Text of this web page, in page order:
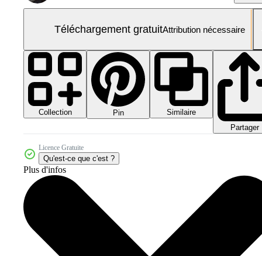
Téléchargement gratuitAttribution nécessaire
Collection Pin
Similaire
Partager
Licence Gratuite
Qu'est-ce que c'est ?
Plus d'infos